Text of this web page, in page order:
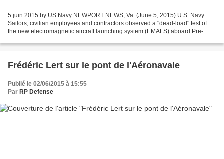
5 juin 2015 by US Navy NEWPORT NEWS, Va. (June 5, 2015) U.S. Navy
Sailors, civilian employees and contractors observed a "dead-load" test of
the new electromagnetic aircraft launching system (EMALS) aboard Pre-
Frédéric Lert sur le pont de l'Aéronavale
Publié le 02/06/2015 à 15:55
Par RP Defense